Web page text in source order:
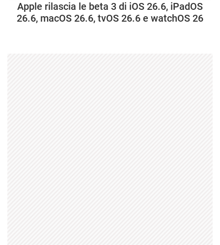
Apple rilascia le beta 3 di iOS 26.6, iPadOS
26.6, macOS 26.6, tvOS 26.6 e watchOS 26